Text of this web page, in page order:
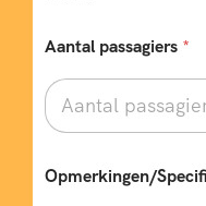
Aantal passagiers *
Opmerkingen/